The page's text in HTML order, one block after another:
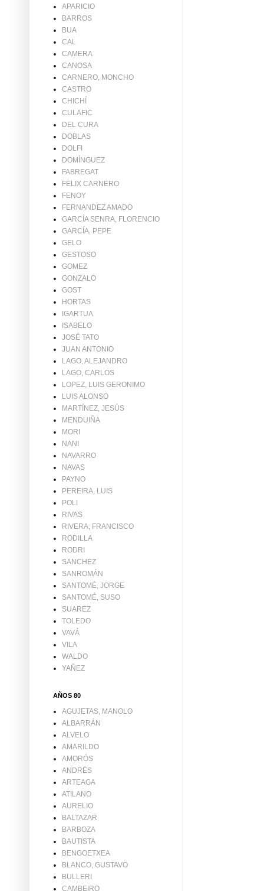
APARICIO
BARROS
BUA
CAL
CAMERA
CANOSA
CARNERO, MONCHO
CASTRO
CHICHÍ
CULAFIC
DEL CURA
DOBLAS
DOLFI
DOMÍNGUEZ
FABREGAT
FELIX CARNERO
FENOY
FERNANDEZ AMADO
GARCÍA SENRA, FLORENCIO
GARCÍA, PEPE
GELO
GESTOSO
GOMEZ
GONZALO
GOST
HORTAS
IGARTUA
ISABELO
JOSÉ TATO
JUAN ANTONIO
LAGO, ALEJANDRO
LAGO, CARLOS
LOPEZ, LUIS GERONIMO
LUIS ALONSO
MARTÍNEZ, JESÚS
MENDUIÑA
MORI
NANI
NAVARRO
NAVAS
PAYNO
PEREIRA, LUIS
POLI
RIVAS
RIVERA, FRANCISCO
RODILLA
RODRI
SANCHEZ
SANROMÁN
SANTOMÉ, JORGE
SANTOMÉ, SUSO
SUAREZ
TOLEDO
VAVÁ
VILA
WALDO
YAÑEZ
AÑOS 80
AGUJETAS, MANOLO
ALBARRÁN
ALVELO
AMARILDO
AMORÓS
ANDRÉS
ARTEAGA
ATILANO
AURELIO
BALTAZAR
BARBOZA
BAUTISTA
BENGOETXEA
BLANCO, GUSTAVO
BULLERI
CAMBEIRO